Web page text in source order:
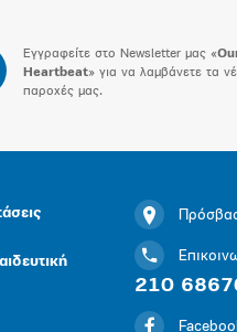
Εγγραφείτε στο Newsletter μας «
Heartbeat» για να λαμβάνετε τα
παροχές μας.
210